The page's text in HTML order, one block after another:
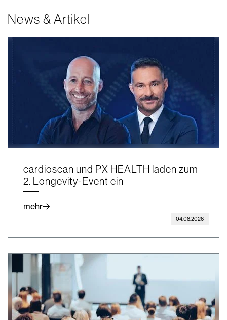
News & Artikel
cardioscan und PX HEALTH laden zum
2. Longevity-Event ein
mehr
04.08.2026